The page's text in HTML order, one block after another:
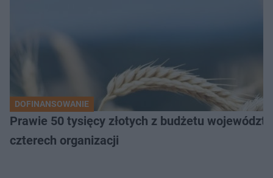
DOFINANSOWANIE
Prawie 50 tysięcy złotych z budżetu
czterech organizacji